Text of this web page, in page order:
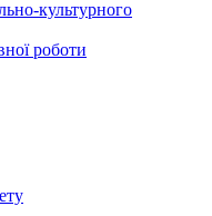
культурного
роботи